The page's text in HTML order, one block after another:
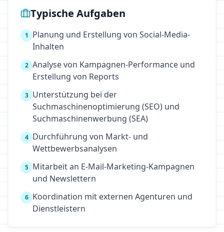
Typische Aufgaben
1
Planung und Erstellung von Social-Media-
Inhalten
2 Analyse von Kampagnen-Performance und
Erstellung von Reports
3 Unterstützung bei der
Suchmaschinenoptimierung (SEO) und
Suchmaschinenwerbung (SEA)
4 Durchführung von Markt- und
Wettbewerbsanalysen
5 Mitarbeit an E-Mail-Marketing-Kampagnen
und Newslettern
6 Koordination mit externen Agenturen und
Dienstleistern